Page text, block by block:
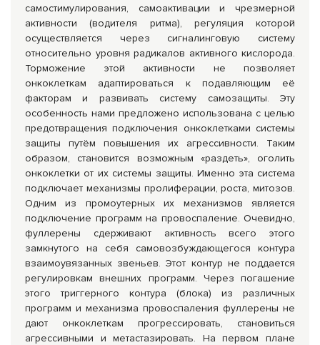
самостимулирования, самоактивации и чрезмерной
активности (водителя ритма), регуляция которой
осуществляется через сигналинговую систему
относительно уровня радикалов активного кислорода.
Торможение этой активности не позволяет
онкоклеткам адаптироваться к подавляющим её
факторам и развивать систему самозащиты. Эту
особенность нами предложено использована с целью
предотвращения подключения онкоклетками системы
защиты путём повышения их агрессивности. Таким
образом, становится возможным «раздеть», оголить
онкоклетки от их системы защиты. Именно эта система
подключает механизмы пролиферации, роста, митозов.
Одним из промоутерных их механизмов является
подключение программ на провоспаление. Очевидно,
фуллерены сдерживают активность всего этого
замкнутого на себя самовозбуждающегося контура
взаимоувязанных звеньев. Этот контур не поддается
регулировкам внешних программ. Через погашение
этого триггерного контура (блока) из различных
программ и механизма провоспаления фуллерены не
дают онкоклеткам прогрессировать, становиться
агрессивными и метастазировать. На первом плане